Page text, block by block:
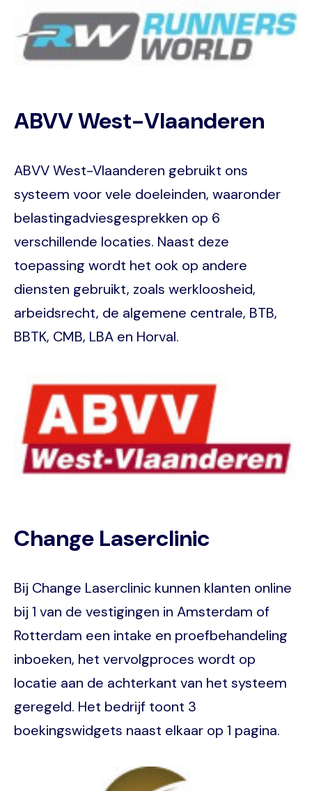
ABVV West-Vlaanderen
ABVV West-Vlaanderen gebruikt ons
systeem voor vele doeleinden, waaronder
belastingadviesgesprekken op 6
verschillende locaties. Naast deze
toepassing wordt het ook op andere
diensten gebruikt, zoals werkloosheid,
arbeidsrecht, de algemene centrale, BTB,
BBTK, CMB, LBA en Horval.
Image
Change Laserclinic
Bij Change Laserclinic kunnen klanten online
bij 1 van de vestigingen in Amsterdam of
Rotterdam een intake en proefbehandeling
inboeken, het vervolgproces wordt op
locatie aan de achterkant van het systeem
geregeld. Het bedrijf toont 3
boekingswidgets naast elkaar op 1 pagina.